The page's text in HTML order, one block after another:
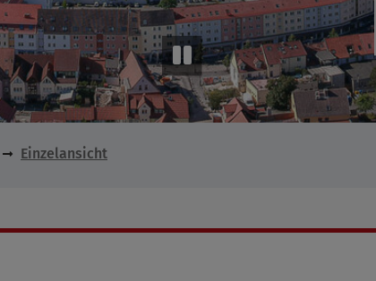
Einzelansicht